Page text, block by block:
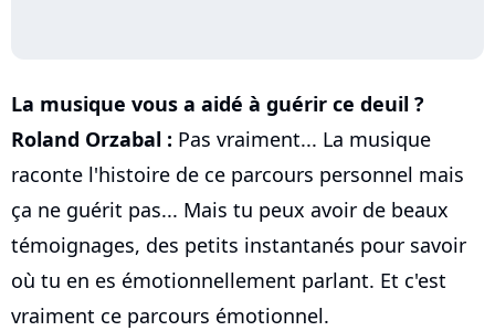
La musique vous a aidé à guérir ce deuil ?
Roland Orzabal : Pas vraiment... La musique
raconte l'histoire de ce parcours personnel mais
ça ne guérit pas... Mais tu peux avoir de beaux
témoignages, des petits instantanés pour savoir
où tu en es émotionnellement parlant. Et c'est
vraiment ce parcours émotionnel.